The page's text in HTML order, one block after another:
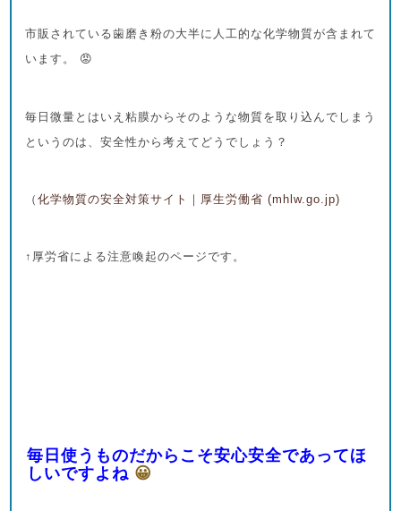
市販されている歯磨き粉の大半に人工的な化学物質が含まれて
います。 😡
毎日微量とはいえ粘膜からそのような物質を取り込んでしまう
というのは、安全性から考えてどうでしょう？
（ 化学物質の安全対策サイト｜厚生労働省 (mhlw.go.jp)
↑厚労省による注意喚起のページです。
毎日使うものだからこそ安心安全であってほ
しいですよね 😀